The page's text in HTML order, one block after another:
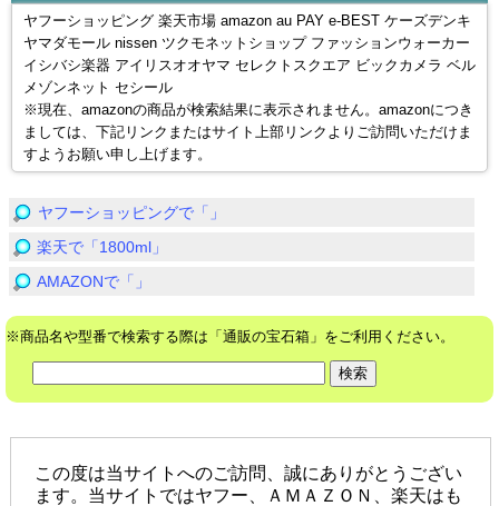
ヤフーショッピング 楽天市場 amazon au PAY e-BEST ケーズデンキ
ヤマダモール nissen ツクモネットショップ ファッションウォーカー
イシバシ楽器 アイリスオオヤマ セレクトスクエア ビックカメラ ベル
メゾンネット セシール
※現在、amazonの商品が検索結果に表示されません。amazonにつき
ましては、下記リンクまたはサイト上部リンクよりご訪問いただけま
すようお願い申し上げます。
ヤフーショッピングで「」
楽天で「1800ml」
AMAZONで「」
※商品名や型番で検索する際は「通販の宝石箱」をご利用ください。
この度は当サイトへのご訪問、誠にありがとうござい
ます。当サイトではヤフー、ＡＭＡＺＯＮ、楽天はも